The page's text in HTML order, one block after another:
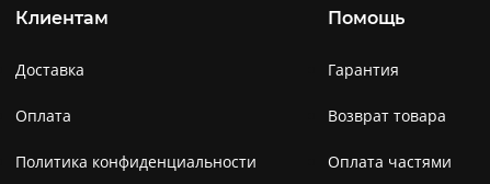
Клиентам
Доставка
Оплата
Политика конфиденциальности
Помощь
Гарантия
Возврат товара
Оплата частями